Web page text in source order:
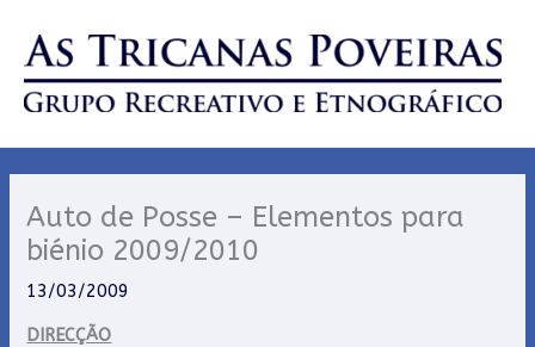
content
Auto de Posse – Elementos para
biénio 2009/2010
13/03/2009
DIRECÇÃO